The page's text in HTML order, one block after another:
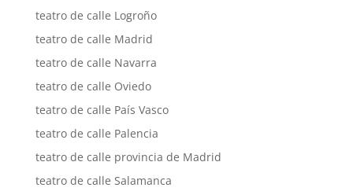
teatro de calle Logroño
teatro de calle Madrid
teatro de calle Navarra
teatro de calle Oviedo
teatro de calle País Vasco
teatro de calle Palencia
teatro de calle provincia de Madrid
teatro de calle Salamanca